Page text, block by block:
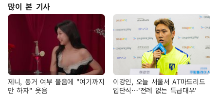
많이 본 기사
제니, 동거 여부 물음에 "여기까지
만 하자" 웃음
이강인, 오늘 서울서 AT마드리드
입단식…'전례 없는 특급대우'